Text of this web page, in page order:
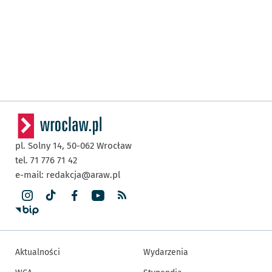
pl. Solny 14, 50-062 Wrocław
tel. 71 776 71 42
e-mail: redakcja@araw.pl
Aktualności
Wydarzenia